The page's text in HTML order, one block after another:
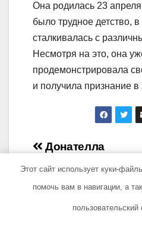
Она родилась 23
было трудное детство,
сталкивалась с
Несмотря на это, она
продемонстрировала
и получила признание
Навигация
по
записям
Донателла
удивительные
Этот сайт использует куки-
помочь вам в навигации, а
пользовательский